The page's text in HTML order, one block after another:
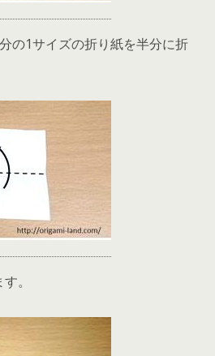
の1サイズの折り紙を半分に折
。